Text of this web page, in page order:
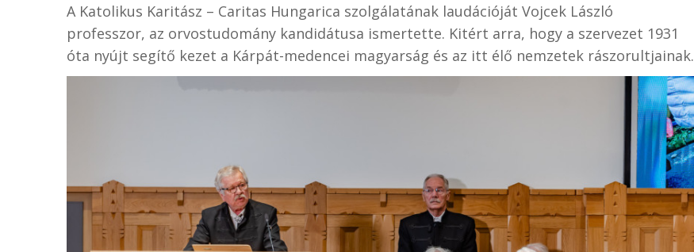
A Katolikus Karitász – Caritas Hungarica szolgálatának laudációját Vojcek László
professzor, az orvostudomány kandidátusa ismertette. Kitért arra, hogy a szervezet 1931
óta nyújt segítő kezet a Kárpát-medencei magyarság és az itt élő nemzetek rászorultjainak.